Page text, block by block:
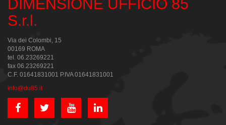
DIMENSIONE UFFICIO 85
S.r.l.
Via dei Colombi, 15
00169 ROMA
tel. 06.23269221
fax 06.23269221
C.F. 01641831001 P.IVA 01641831001
info@du85.it